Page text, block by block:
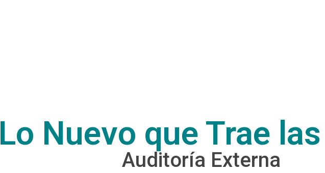
Lo Nuevo que Trae
Auditoría Externa